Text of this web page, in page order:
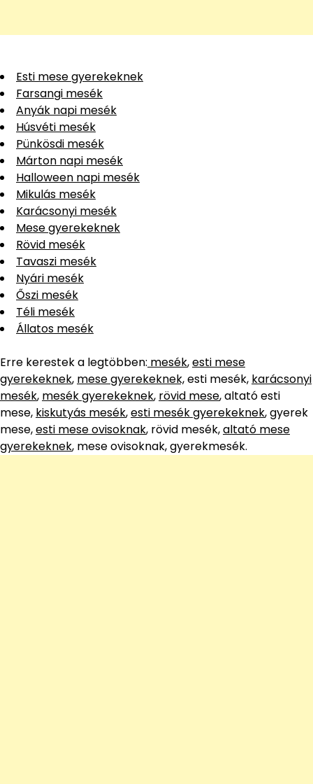
Esti mese gyerekeknek
Farsangi mesék
Anyák napi mesék
Húsvéti mesék
Pünkösdi mesék
Márton napi mesék
Halloween napi mesék
Mikulás mesék
Karácsonyi mesék
Mese gyerekeknek
Rövid mesék
Tavaszi mesék
Nyári mesék
Őszi mesék
Téli mesék
Állatos mesék
Erre kerestek a legtöbben: mesék,esti mese
gyerekeknek, mese gyerekeknek,esti mesék, karácsonyi
mesék, mesék gyerekeknek, rövid mese, altató esti
mese, kiskutyás mesék,esti mesék gyerekeknek, gyerek
mese,esti mese ovisoknak, rövid mesék,altató mese
gyerekeknek, mese ovisoknak, gyerekmesék.